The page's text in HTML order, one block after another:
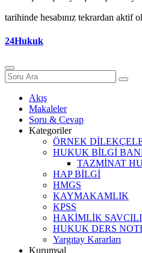
tarihinde hesabınız tekrardan aktif
24Hukuk
Akış
Makaleler
Soru & Cevap
Kategoriler
ÖRNEK
HUKUK BİLGİ
TAZMİNAT
HAP BİLGİ
HMGS
KAYMAKAMLIK
KPSS
HAKİMLİK
HUKUK DERS
Yargıtay Kararları
Kurumsal